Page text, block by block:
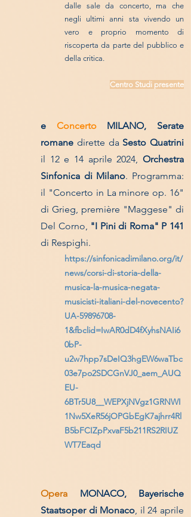
dalle sale da concerto, ma che
negli ultimi anni sta vivendo un
vero e proprio momento di
riscoperta da parte del pubblico e
della critica.
Centro Studi presente
e Concerto
MILANO, Serate
romane dirette da Sesto Quatrini
il 12 e 14 aprile 2024, Orchestra
Sinfonica di Milano. Programma:
il "Concerto in La minore op. 16"
di Grieg, première "Maggese" di
Del Corno, "I Pini di Roma" P 141
di Respighi.
https://sinfonicadimilano.org/it/
news/corsi-di-storia-della-
musica-la-musica-negata-
musicisti-italiani-del-novecento?
UA-59896708-
1&fbclid=IwAR0dD4fXyhsNAIi6
0bP-
u2w7hpp7sDeIQ3hgEW6waTbc
03e7po2SDCGnVJ0_aem_AUQ
EU-
6BTr5U8__WEPXjNVgz1GRNWI
1Nw5XeR56jOPGbEgK7ajhrr4Rl
B5bFCIZpPxvaF5b211RS2RIUZ
WT7Eaqd
Opera MONACO,
Bayerische
Staatsoper di Monaco , il 24 aprile